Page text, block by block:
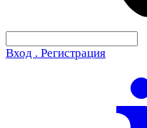
Вход . Регистрация